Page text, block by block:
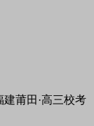
建莆田·高三校考